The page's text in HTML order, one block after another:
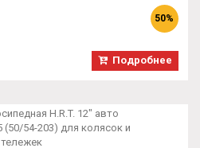
50%
Подробнее